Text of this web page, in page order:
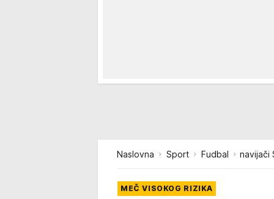
Naslovna Sport Fudbal navijači
MEČ VISOKOG RIZIKA